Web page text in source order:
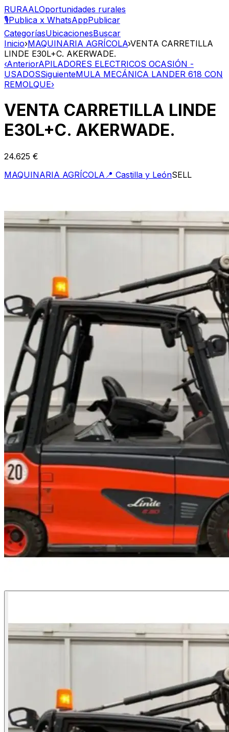
RURAALOportunidades rurales
🎙️Publica x WhatsAppPublicar
CategoríasUbicacionesBuscar
Inicio›MAQUINARIA AGRÍCOLA›VENTA CARRETILLA
LINDE E30L+C. AKERWADE.
‹AnteriorAPILADORES ELECTRICOS OCASIÓN -
USADOSSiguienteMULA MECÁNICA LANDER 618 CON
REMOLQUE›
VENTA CARRETILLA LINDE
E30L+C. AKERWADE.
24.625 €
MAQUINARIA AGRÍCOLA 📍 Castilla y LeónSELL